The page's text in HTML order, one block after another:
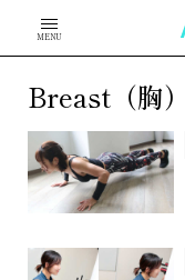
MENU
Breast（胸）